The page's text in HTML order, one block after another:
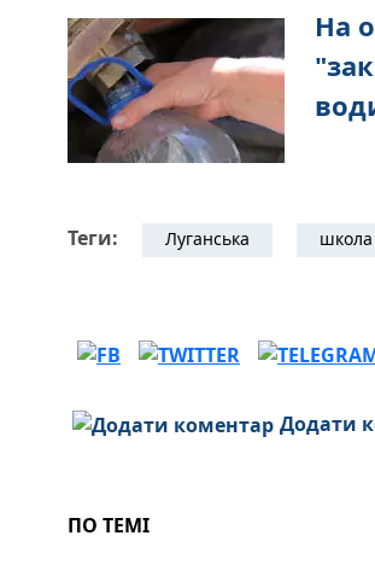
На
Теги: Луганська школа
Додати
ПО ТЕМІ